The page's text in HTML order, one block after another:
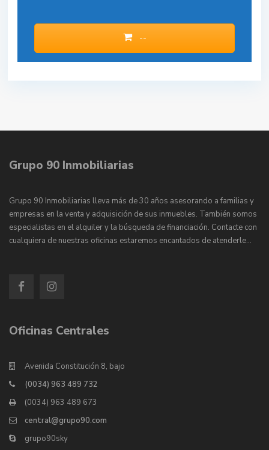
--
Grupo 90 Inmobiliarias
Grupo 90 Inmobiliarias lleva más de 30 años asesorando a familias y
empresas en la venta y adquisición de sus inmuebles. También somos
especialistas en el alquiler y la búsqueda de financiación. Contacte con
cualquiera de nuestras oficinas estaremos encantados de atenderle…
Oficinas Centrales
Avenida Constitución 8, bajo
(0034) 963 489 732
(0034) 963 489 673
central@grupo90.com
grupo90sky